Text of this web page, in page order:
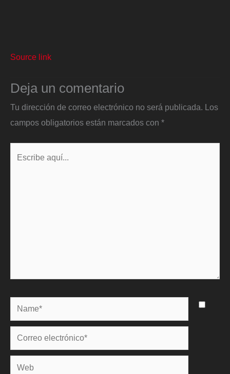
Source link
Deja un comentario
Tu dirección de correo electrónico no será publicada. Los
campos obligatorios están marcados con *
Name*
Correo
electrónico*
Web